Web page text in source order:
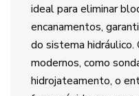
ideal para eliminar
encanamentos,
do sistema hidráulico.
modernos, como
hidrojateamento, o